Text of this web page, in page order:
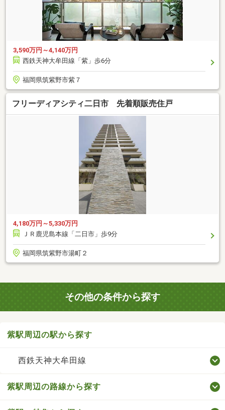
3,590万円～4,140万円
西鉄天神大牟田線「紫」歩6分
福岡県筑紫野市紫７
フリーディアシティ二日市 先着順販売住戸
4,180万円～5,330万円
ＪＲ鹿児島本線「二日市」歩9分
福岡県筑紫野市湯町２
その他の条件から探す
紫駅周辺の駅から探す
西鉄天神大牟田線
紫駅周辺の路線から探す